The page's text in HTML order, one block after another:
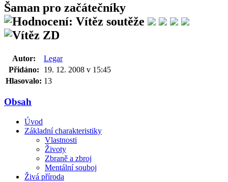
Šaman pro začátečníky
Autor:
Legar
Přidáno:
19. 12. 2008 v 15:45
Hlasovalo: 13
Obsah
Úvod
Základní charakteristiky
Vlastnosti
Životy
Zbraně a zbroj
Mentální souboj
Živá příroda